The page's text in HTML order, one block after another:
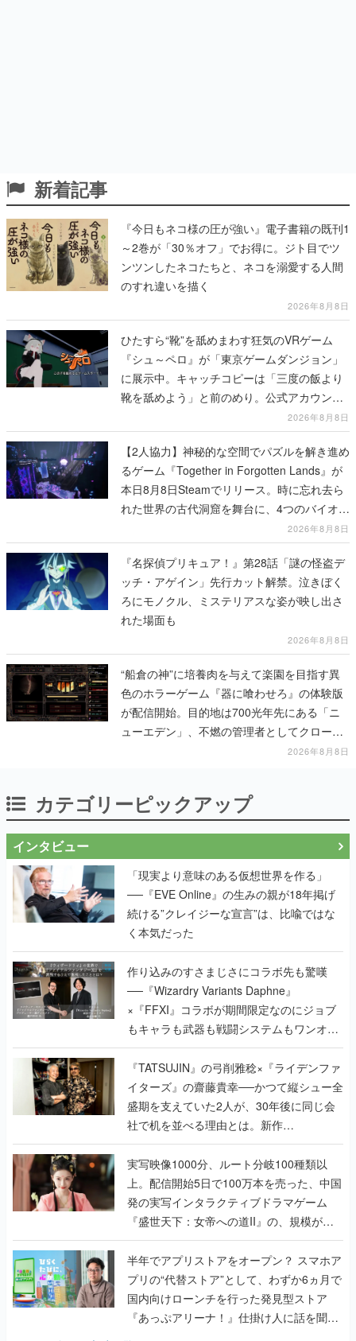
新着記事
『今日もネコ様の圧が強い』電子書籍の既刊1
～2巻が「30％オフ」でお得に。ジト目でツ
ンツンしたネコたちと、ネコを溺愛する人間
のすれ違いを描く
2026年8月8日
ひたすら“靴”を舐めまわす狂気のVRゲーム
『シュ～ペロ』が「東京ゲームダンジョン」
に展示中。キャッチコピーは「三度の飯より
靴を舐めよう」と前のめり。公式アカウント
も開設され、2026年リリースに向けて開発中
2026年8月8日
【2人協力】神秘的な空間でパズルを解き進め
るゲーム『Together in Forgotten Lands』が
本日8月8日Steamでリリース。時に忘れ去ら
れた世界の古代洞窟を舞台に、4つのバイオー
2026年8月8日
『名探偵プリキュア！』第28話「謎の怪盗デ
ッチ・アゲイン」先行カット解禁。泣きぼく
ろにモノクル、ミステリアスな姿が映し出さ
れた場面も
2026年8月8日
“船倉の神”に培養肉を与えて楽園を目指す異
色のホラーゲーム『器に喰わせろ』の体験版
が配信開始。目的地は700光年先にある「ニ
ューエデン」、不燃の管理者としてクローン
人間を増やし、加工して神に捧げる2026年8月8日
カテゴリーピックアップ
インタビュー
「現実より意味のある仮想世界を作る」
──『EVE Online』の生みの親が18年掲げ
続ける”クレイジーな宣言”は、比喩ではな
く本気だった
作り込みのすさまじさにコラボ先も驚嘆
──『Wizardry Variants Daphne』
×『FFXI』コラボが期間限定なのにジョブ
もキャラも武器も戦闘システムもワンオフ
で作り込まれた理由を両ディレクターに聞
く
『TATSUJIN』の弓削雅稔×『ライデンファ
イターズ』の齋藤貴幸──かつて縦シュー全
盛期を支えていた2人が、30年後に同じ会
社で机を並べる理由とは。新作
『TATSUJIN EXTREME』で初タッグを組
んだレジェンド2人に訊く開発秘話
実写映像1000分、ルート分岐100種類以
上。配信開始5日で100万本を売った、中国
発の実写インタラクティブドラマゲーム
『盛世天下：女帝への道II』の、規模が違
うこだわりをプロデューサーに聞いた
半年でアプリストアをオープン？ スマホア
プリの“代替ストア”として、わずか6ヵ月で
国内向けローンチを行った発見型ストア
『あっぷアリーナ！』仕掛け人に話を聞い
てみた